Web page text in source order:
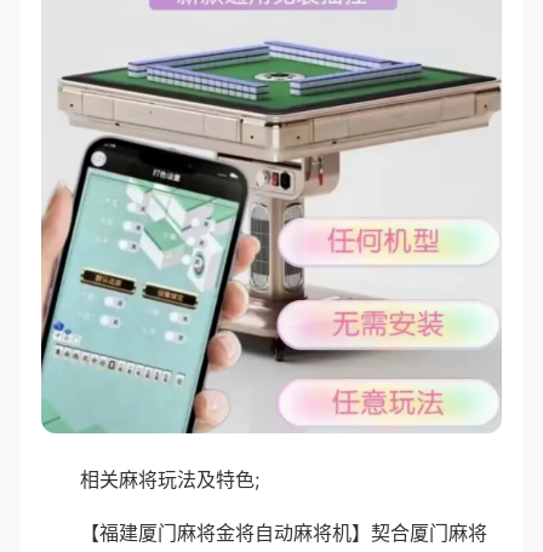
相关麻将玩法及特色;
【福建厦门麻将金将自动麻将机】契合厦门麻将